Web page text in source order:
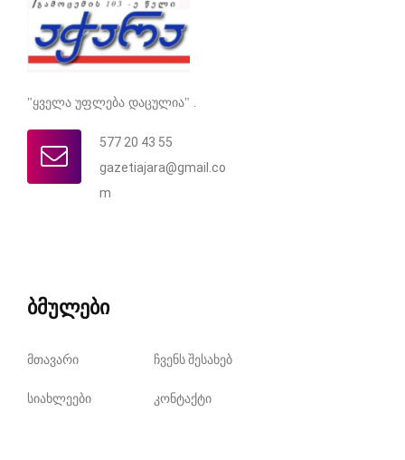
"ყველა უფლება დაცულია" .
577 20 43 55
gazetiajara@gmail.co
m
ბმულები
მთავარი ჩვენს შესახებ
სიახლეები კონტაქტი